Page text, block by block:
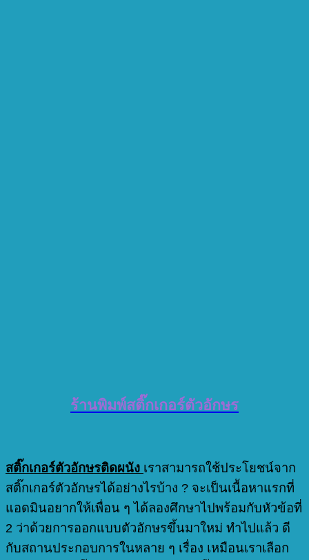
ร้านพิมพ์สติ๊กเกอร์ตัวอักษร
สติ๊กเกอร์ตัวอักษรติดผนัง เราสามารถใช้ประโยชน์จาก
สติ๊กเกอร์ตัวอักษรได้อย่างไรบ้าง ? จะเป็นเนื้อหาแรกที่
แอดมินอยากให้เพื่อน ๆ ได้ลองศึกษาไปพร้อมกับหัวข้อที่
2 ว่าด้วยการออกแบบตัวอักษรขึ้นมาใหม่ ทำไปแล้ว ดี
กับสถานประกอบการในหลาย ๆ เรื่อง เหมือนเราเลือก